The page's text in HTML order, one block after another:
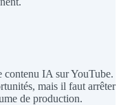
contenu IA sur YouTube.
mais il faut arrêter
de production.